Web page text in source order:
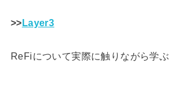
>>Layer3
ReFiについて実際に触りながら学ぶ